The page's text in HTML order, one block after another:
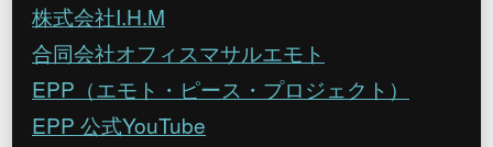
株式会社I.H.M
合同会社オフィスマサルエモト
EPP（エモト・ピース・プロジェクト）
EPP 公式YouTube